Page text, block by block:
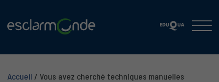
Accueil / Vous avez cherché techniques manuelles